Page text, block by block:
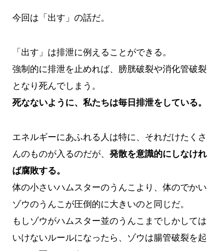
今回は「出す」の話だ。
「出す」は排泄に例えることができる。
強制的に排泄を止めれば、膀胱破裂や消化管破裂
となり死んでしまう。
死なないように、私たちは毎日排泄をしている。
エネルギーにあふれる人は特に、それだけたくさ
んのものが入るのだが、 発散を意識的にしなけれ
ば腐敗する。
体の小さいハムスターのうんこより、体のでかい
ゾウのうんこが圧倒的に大きいのと同じだ。
もしゾウがハムスター並のうんこまでしかしては
いけないルールになったら、ゾウは腸管破裂を起